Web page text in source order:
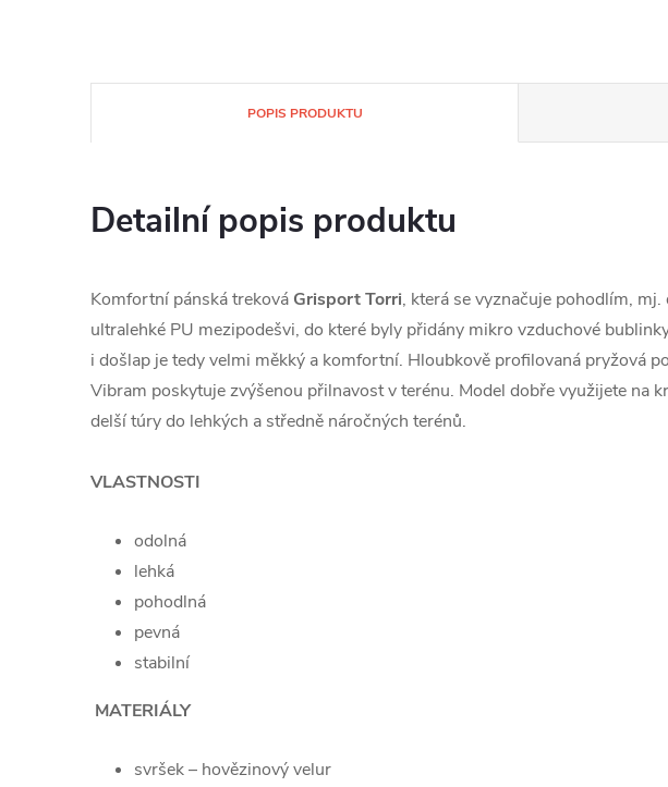
POPIS PRODUKTU
Detailní popis produktu
Komfortní pánská treková Grisport Torri, která se vyznačuje pohodlím, mj.
ultralehké PU mezipodešvi, do které byly přidány mikro vzduchové
i došlap je tedy velmi měkký a komfortní. Hloubkově profilovaná pryžová
Vibram poskytuje zvýšenou přilnavost v terénu. Model dobře využijete na
delší túry do lehkých a středně náročných terénů.
VLASTNOSTI
odolná
lehká
pohodlná
pevná
stabilní
MATERIÁLY
svršek– hovězinový velur